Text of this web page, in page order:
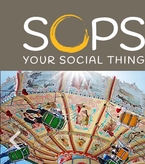
NUR DIE, DIE
HABEN EINE
BESSERES